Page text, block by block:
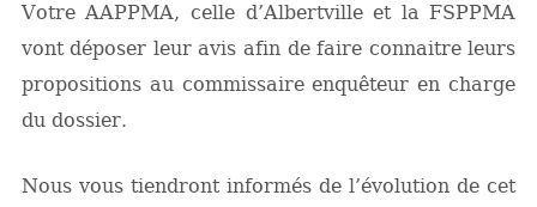
Votre AAPPMA, celle d’Albertville et la FSPPMA
vont déposer leur avis afin de faire connaitre leurs
propositions au commissaire enquêteur en charge
du dossier.
Nous vous tiendront informés de l’évolution de cet